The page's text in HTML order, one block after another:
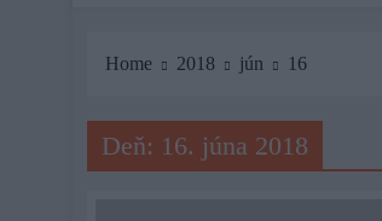
Home 2018 jún 16
Deň: 16. júna 2018